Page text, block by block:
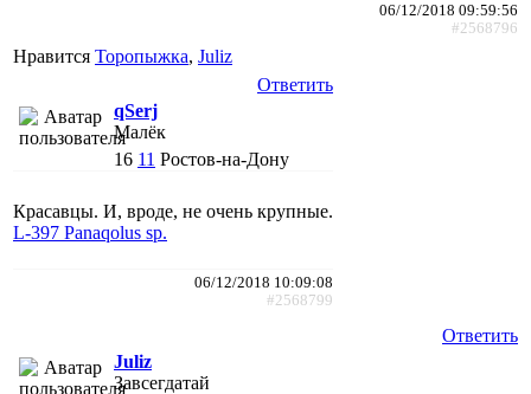
06/12/2018 09:59:56
#2568796
Нравится Торопыжка, Juliz
Ответить
qSerj
Малёк
16 11 Ростов-на-Дону
Красавцы. И, вроде, не очень крупные.
L-397 Panaqolus sp.
06/12/2018 10:09:08
#2568799
Ответить
Juliz
Завсегдатай